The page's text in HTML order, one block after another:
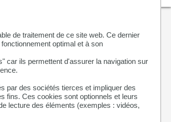
de traitement de ce site web. Ce dernier
optimal et à son
car ils permettent d'assurer la navigation sur
par des sociétés tierces et impliquer des
fins. Ces cookies sont optionnels et leurs
lecture des éléments (exemples : vidéos,